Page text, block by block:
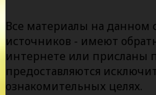
Все материалы на данном
источников - имеют
интернете или присланы
предоставляются
ознакомительных целях.